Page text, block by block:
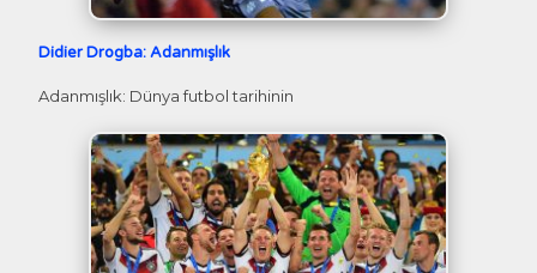
Didier Drogba: Adanmışlık
Adanmışlık: Dünya futbol tarihinin